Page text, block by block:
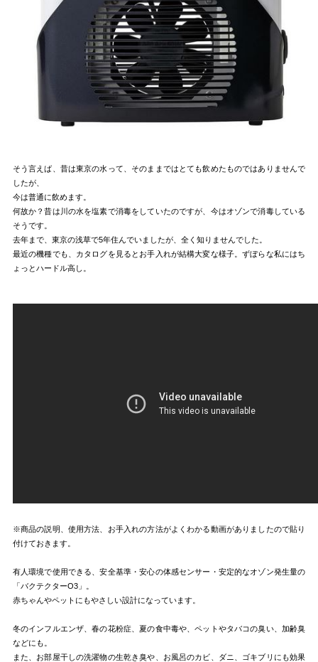
そう言えば、昔は東京の水って、そのままではとても飲めたものではありませんで
したが、
今は普通に飲めます。
何故か？昔は川の水を塩素で消毒をしていたのですが、今はオゾンで消毒している
そうです。
去年まで、東京の浅草で5年住んでいましたが、全く知りませんでした。
最近の機種でも、カタログを見るとお手入れが結構大変な様子。ずぼらな私にはち
ょっとハードル高し。
※商品の説明、使用方法、お手入れの方法がよくわかる動画がありましたので貼り
付けておきます。
有人環境で使用できる、安全基準・安心の体感センサー・安定的なオゾン発生量の
「バクテクターO3」。
赤ちゃんやペットにもやさしい設計になっています。
冬のインフルエンザ、春の花粉症、夏の食中毒や、ペットやタバコの臭い、加齢臭
などにも。
また、お部屋干しの洗濯物の生乾き臭や、お風呂のカビ、ダニ、ゴキブリにも効果